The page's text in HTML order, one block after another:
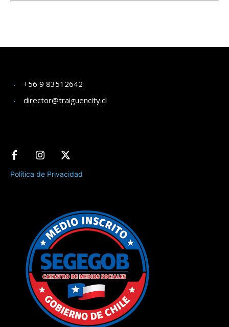
+56 9 83512642
director@traiguencity.cl
Política de Privacidad